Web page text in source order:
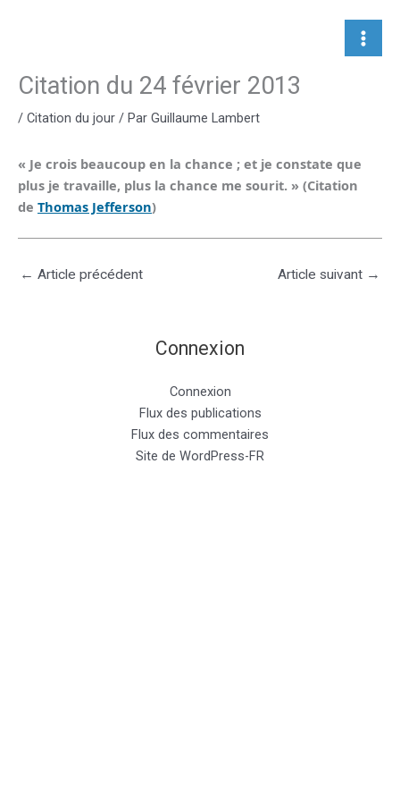
Citation du 24 février 2013
/ Citation du jour / Par Guillaume Lambert
« Je crois beaucoup en la chance ; et je constate que
plus je travaille, plus la chance me sourit. » (Citation
de Thomas Jefferson)
← Article précédent Article suivant →
Connexion
Connexion
Flux des publications
Flux des commentaires
Site de WordPress-FR